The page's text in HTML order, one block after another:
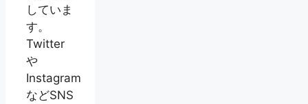
していま
す。
Twitter
や
Instagram
などSNS